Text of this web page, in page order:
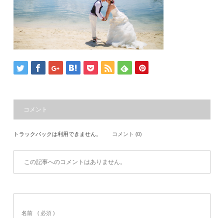
コメント
トラックバックは利用できません。 コメント (0)
この記事へのコメントはありません。
名前 ( 必須 )